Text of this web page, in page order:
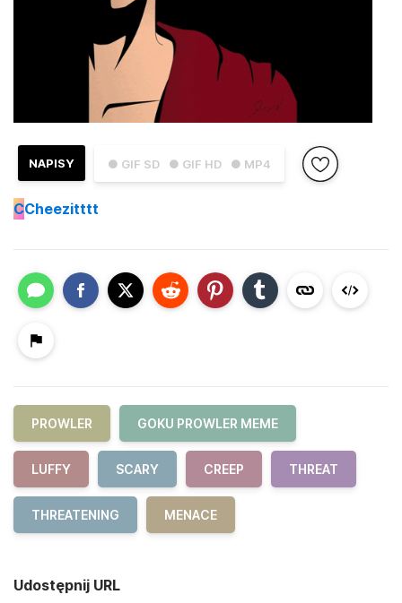
● GIF SD ● GIF HD ● MP4
NAPISY
CCheezitttt
PROWLER GOKU PROWLER MEME
LUFFY SCARY CREEP THREAT
THREATENING MENACE
Udostępnij URL